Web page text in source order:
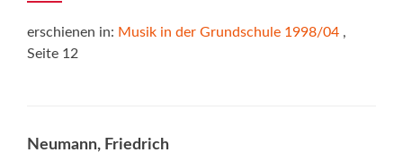
erschienen in: Musik in der Grundschule 1998/04 ,
Seite 12
Neumann, Friedrich